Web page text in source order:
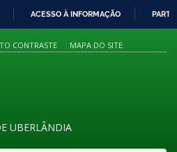
PARA
O
ACESSO À INFORMAÇÃO
CONTRASTE MAPA DO SITE
UBERLÂNDIA